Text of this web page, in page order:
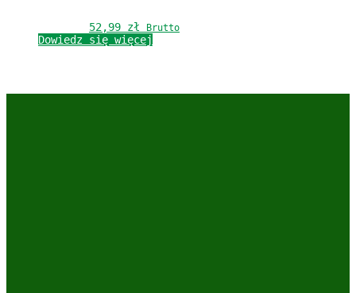
52,99 zł Brutto
Dowiedz się więcej